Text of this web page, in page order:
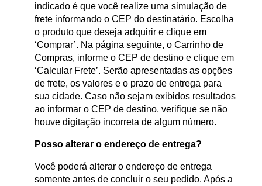
indicado é que você realize uma simulação de
frete informando o CEP do destinatário. Escolha
o produto que deseja adquirir e clique em
‘Comprar’. Na página seguinte, o Carrinho de
Compras, informe o CEP de destino e clique em
‘Calcular Frete’. Serão apresentadas as opções
de frete, os valores e o prazo de entrega para
sua cidade. Caso não sejam exibidos resultados
ao informar o CEP de destino, verifique se não
houve digitação incorreta de algum número.
Posso alterar o endereço de entrega?
Você poderá alterar o endereço de entrega
somente antes de concluir o seu pedido. Após a